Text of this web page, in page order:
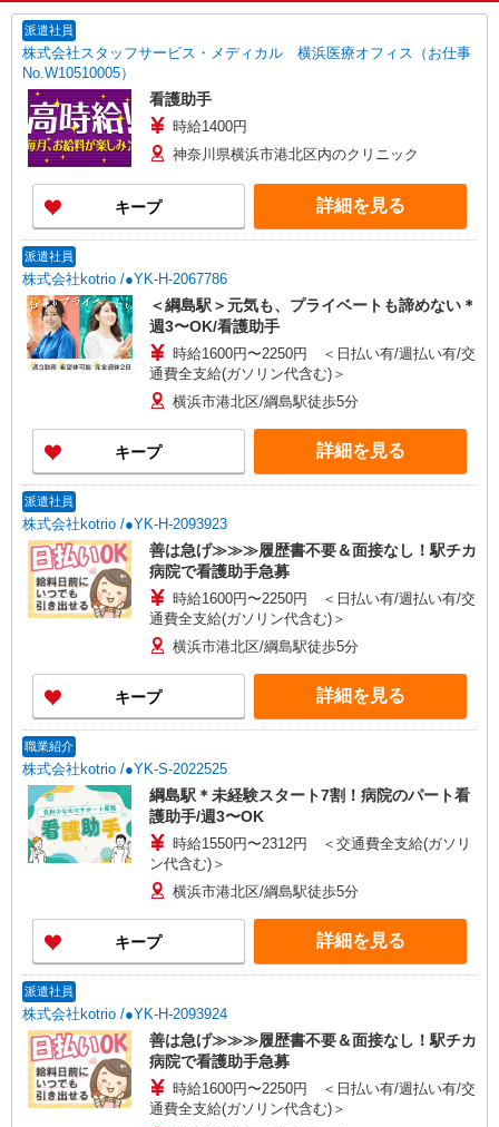
派遣社員
株式会社スタッフサービス・メディカル 横浜医療オフィス（お仕事
No.W10510005）
看護助手
時給1400円
神奈川県横浜市港北区内のクリニック
キープ 詳細を見る
派遣社員
株式会社kotrio /●YK-H-2067786
＜綱島駅＞元気も、プライベートも諦めない＊
週3〜OK/看護助手
時給1600円〜2250円 ＜日払い有/週払い有/交
通費全支給(ガソリン代含む)＞
横浜市港北区/綱島駅徒歩5分
キープ 詳細を見る
派遣社員
株式会社kotrio /●YK-H-2093923
善は急げ≫≫≫履歴書不要＆面接なし！駅チカ
病院で看護助手急募
時給1600円〜2250円 ＜日払い有/週払い有/交
通費全支給(ガソリン代含む)＞
横浜市港北区/綱島駅徒歩5分
キープ 詳細を見る
職業紹介
株式会社kotrio /●YK-S-2022525
綱島駅＊未経験スタート7割！病院のパート看
護助手/週3〜OK
時給1550円〜2312円 ＜交通費全支給(ガソリ
ン代含む)＞
横浜市港北区/綱島駅徒歩5分
キープ 詳細を見る
派遣社員
株式会社kotrio /●YK-H-2093924
善は急げ≫≫≫履歴書不要＆面接なし！駅チカ
病院で看護助手急募
時給1600円〜2250円 ＜日払い有/週払い有/交
通費全支給(ガソリン代含む)＞